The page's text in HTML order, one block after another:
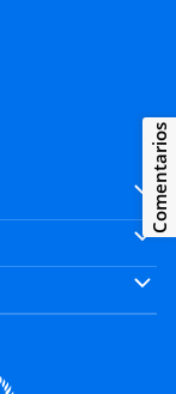
Comentarios